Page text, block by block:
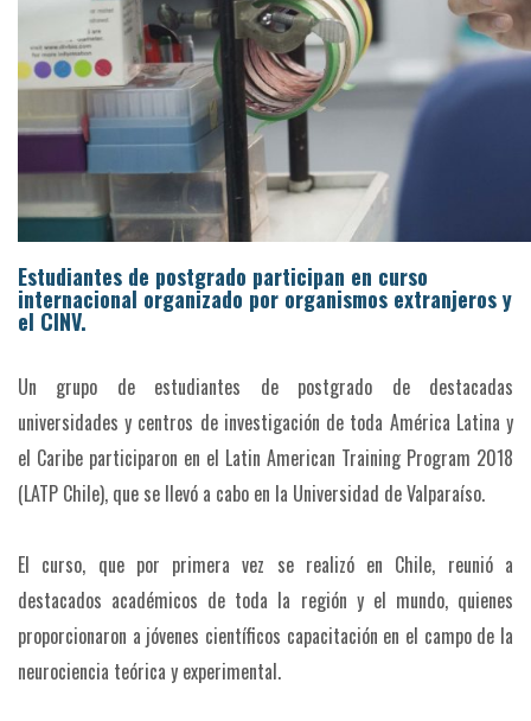
Estudiantes de postgrado participan en curso
internacional organizado por organismos extranjeros y
el CINV.
Un grupo de estudiantes de postgrado de destacadas
universidades y centros de investigación de toda América Latina y
el Caribe participaron en el Latin American Training Program 2018
(LATP Chile), que se llevó a cabo en la Universidad de Valparaíso.
El curso, que por primera vez se realizó en Chile, reunió a
destacados académicos de toda la región y el mundo, quienes
proporcionaron a jóvenes científicos capacitación en el campo de la
neurociencia teórica y experimental.